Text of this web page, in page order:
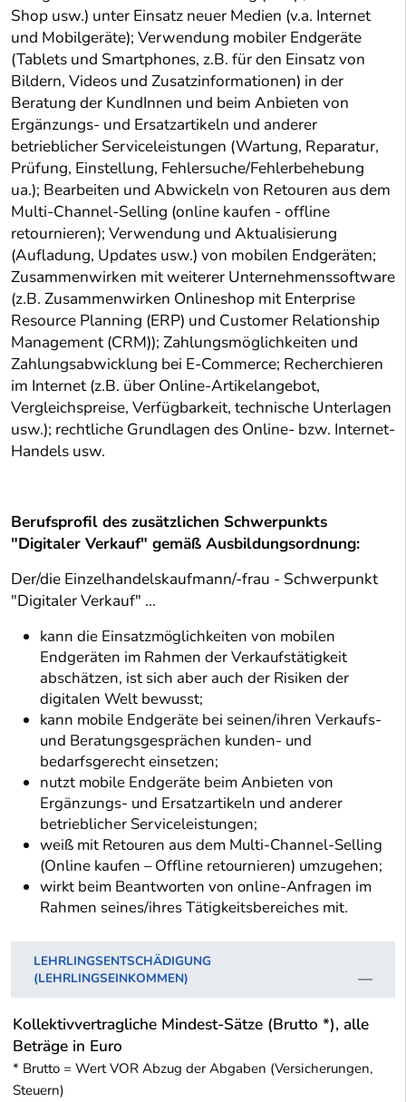
Shop usw.) unter Einsatz neuer Medien (v.a. Internet
und Mobilgeräte); Verwendung mobiler Endgeräte
(Tablets und Smartphones, z.B. für den Einsatz von
Bildern, Videos und Zusatzinformationen) in der
Beratung der KundInnen und beim Anbieten von
Ergänzungs- und Ersatzartikeln und anderer
betrieblicher Serviceleistungen (Wartung, Reparatur,
Prüfung, Einstellung, Fehlersuche/Fehlerbehebung
ua.); Bearbeiten und Abwickeln von Retouren aus dem
Multi-Channel-Selling (online kaufen - offline
retournieren); Verwendung und Aktualisierung
(Aufladung, Updates usw.) von mobilen Endgeräten;
Zusammenwirken mit weiterer Unternehmenssoftware
(z.B. Zusammenwirken Onlineshop mit Enterprise
Resource Planning (ERP) und Customer Relationship
Management (CRM)); Zahlungsmöglichkeiten und
Zahlungsabwicklung bei E-Commerce; Recherchieren
im Internet (z.B. über Online-Artikelangebot,
Vergleichspreise, Verfügbarkeit, technische Unterlagen
usw.); rechtliche Grundlagen des Online- bzw. Internet-
Handels usw.
Berufsprofil des zusätzlichen Schwerpunkts
"Digitaler Verkauf" gemäß Ausbildungsordnung:
Der/die Einzelhandelskaufmann/-frau - Schwerpunkt
"Digitaler Verkauf" ...
kann die Einsatzmöglichkeiten von mobilen
Endgeräten im Rahmen der Verkaufstätigkeit
abschätzen, ist sich aber auch der Risiken der
digitalen Welt bewusst;
kann mobile Endgeräte bei seinen/ihren Verkaufs-
und Beratungsgesprächen kunden- und
bedarfsgerecht einsetzen;
nutzt mobile Endgeräte beim Anbieten von
Ergänzungs- und Ersatzartikeln und anderer
betrieblicher Serviceleistungen;
weiß mit Retouren aus dem Multi-Channel-Selling
(Online kaufen – Offline retournieren) umzugehen;
wirkt beim Beantworten von online-Anfragen im
Rahmen seines/ihres Tätigkeitsbereiches mit.
LEHRLINGSENTSCHÄDIGUNG
(LEHRLINGSEINKOMMEN)
Kollektivvertragliche Mindest-Sätze (Brutto *), alle
Beträge in Euro
* Brutto = Wert VOR Abzug der Abgaben (Versicherungen,
Steuern)